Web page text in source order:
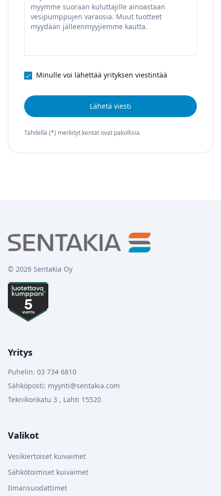
Minulle voi lähettää yrityksen viestintää
Lähetä viesti
Tähdellä (*) merkityt kentät ovat pakollisia.
© 2026 Sentakia Oy
Yritys
Puhelin: 03 734 6810
Sähköposti: myynti@sentakia.com
Teknikonkatu 3 , Lahti 15520
Valikot
Vesikiertoiset kuivaimet
Sähkötoimiset kuivaimet
Ilmansuodattimet